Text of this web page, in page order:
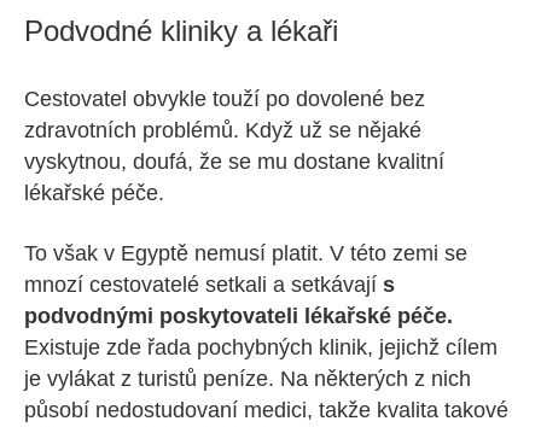
Podvodné kliniky a lékaři
Cestovatel obvykle touží po dovolené bez
zdravotních problémů. Když už se nějaké
vyskytnou, doufá, že se mu dostane kvalitní
lékařské péče.
To však v Egyptě nemusí platit. V této zemi se
mnozí cestovatelé setkali a setkávají s
podvodnými poskytovateli lékařské péče.
Existuje zde řada pochybných klinik, jejichž cílem
je vylákat z turistů peníze. Na některých z nich
působí nedostudovaní medici, takže kvalita takové